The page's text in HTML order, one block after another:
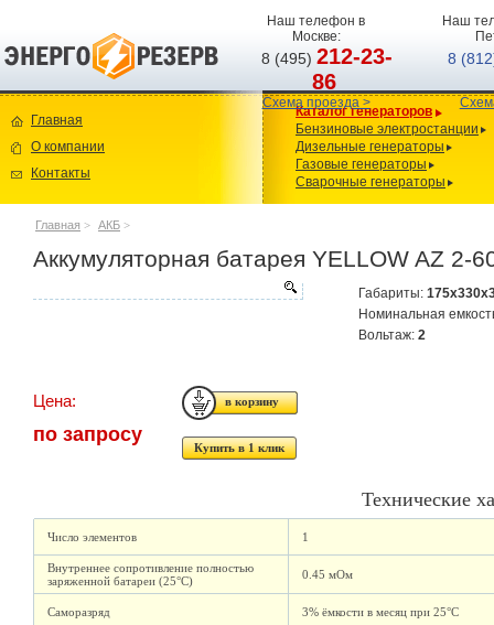
Наш телефон в
Москве:
8 (495)212-23-
86
Схема проезда >
Наш
8
Главная
О компании
Контакты
Каталог генераторов
Бензиновые электростанции
Дизельные генераторы
Газовые генераторы
Сварочные генераторы
Главная > АКБ >
Аккумуляторная батарея YELLOW AZ 2-
Габариты:
Номинальная
Вольтаж: 2
Цена:
по запросу
Купить в 1 клик
Технические
Число элементов 1
Внутреннее сопротивление полностью
заряженной батареи (25°C)
0.45 мОм
Саморазряд 3% ёмкости в месяц при 25°С